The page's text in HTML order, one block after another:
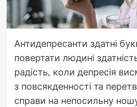
Антидепресанти здатні
повертати людині
радість, коли депресія
з повсякденності та
справи на непосильну